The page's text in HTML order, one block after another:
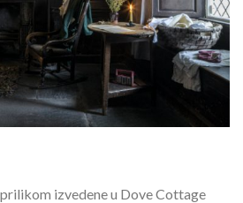
izvedene u Dove Cottage